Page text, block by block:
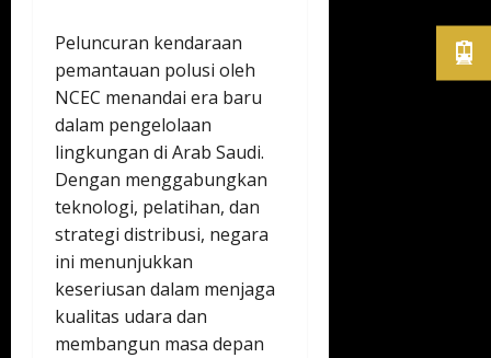
Peluncuran kendaraan
pemantauan polusi oleh
NCEC menandai era baru
dalam pengelolaan
lingkungan di Arab Saudi.
Dengan menggabungkan
teknologi, pelatihan, dan
strategi distribusi, negara
ini menunjukkan
keseriusan dalam menjaga
kualitas udara dan
membangun masa depan